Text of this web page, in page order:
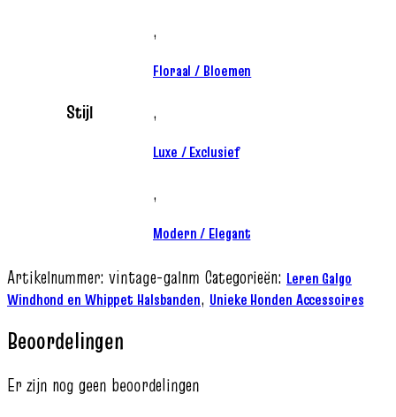
Stijl
,
Floraal / Bloemen
,
Luxe / Exclusief
,
Modern / Elegant
Artikelnummer: vintage-galnm Categorieën: Leren Galgo
Windhond en Whippet Halsbanden, Unieke Honden Accessoires
Beoordelingen
Er zijn nog geen beoordelingen